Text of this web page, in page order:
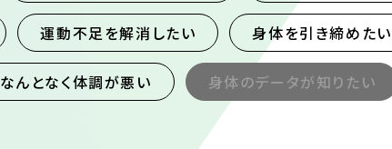
運動不足を解消したい 身体を引き締めたい
なんとなく体調が悪い 身体のデータが知りたい